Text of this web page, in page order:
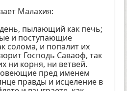
Малахия:
пылающий как печь;
и поступающие
солома, и попалит их
Господь Саваоф, так
ни корня, ни ветвей.
пред именем
правды и исцеление в